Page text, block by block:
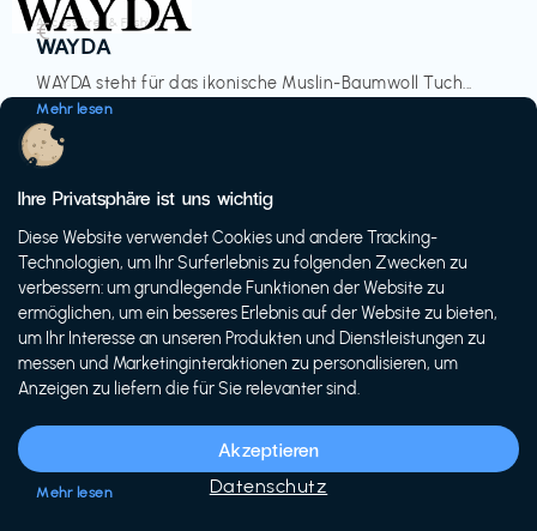
Accessoires & Fashion
WAYDA
WAYDA steht für das ikonische Muslin-Baumwoll Tuch...
Mehr lesen
€‎
-20%
Siech Cycles
Entdecke den Schweizer Brand für urbane Fahrräder...
Mehr lesen
Ihre Privatsphäre ist uns wichtig
Diese Website verwendet Cookies und andere Tracking-
Technologien, um Ihr Surferlebnis zu folgenden Zwecken zu
verbessern: um grundlegende Funktionen der Website zu
ermöglichen, um ein besseres Erlebnis auf der Website zu bieten,
um Ihr Interesse an unseren Produkten und Dienstleistungen zu
messen und Marketinginteraktionen zu personalisieren, um
Anzeigen zu liefern die für Sie relevanter sind.
Akzeptieren
Datenschutz